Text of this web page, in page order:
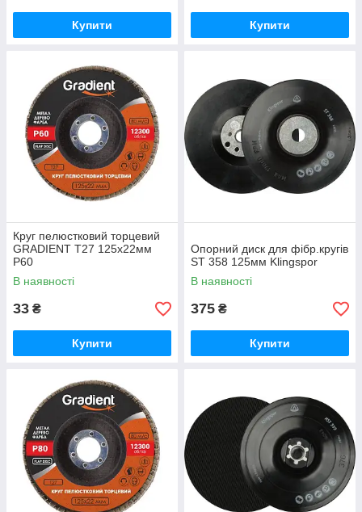
Купити Купити
Круг пелюстковий торцевий
GRADIENT Т27 125x22мм
Р60
В наявності
33 ₴
Купити
Опорний диск для фібр.кругів
ST 358 125мм Klingspor
В наявності
375 ₴
Купити